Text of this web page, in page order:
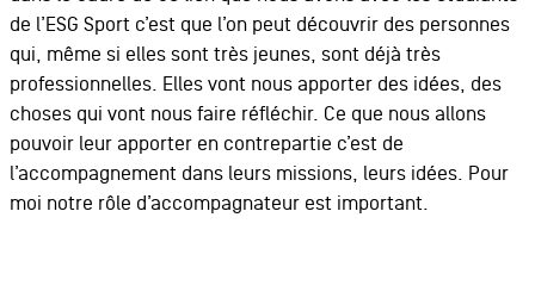
de l’ESG Sport c’est que l’on peut découvrir des personnes
qui, même si elles sont très jeunes, sont déjà très
professionnelles. Elles vont nous apporter des idées, des
choses qui vont nous faire réfléchir. Ce que nous allons
pouvoir leur apporter en contrepartie c’est de
l’accompagnement dans leurs missions, leurs idées. Pour
moi notre rôle d’accompagnateur est important.